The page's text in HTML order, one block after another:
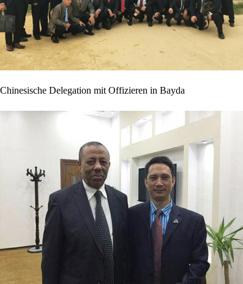
Chinesische Delegation mit Offizieren in Bayda